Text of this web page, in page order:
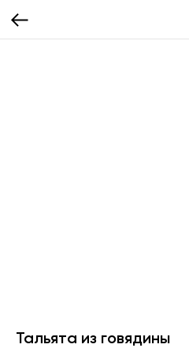
Тальята из говядины